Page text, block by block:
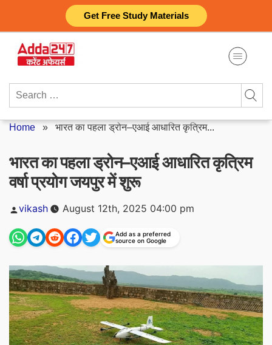
Get Free Study Materials
content
Search
Home » भारत का पहला ड्रोन–एआई आधारित कृत्रिम...
भारत का पहला ड्रोन–एआई आधारित कृत्रिम
वर्षा प्रयोग जयपुर में शुरू
Posted
vikash August 12th, 2025 04:00 pm
Add as a preferred
source on Google